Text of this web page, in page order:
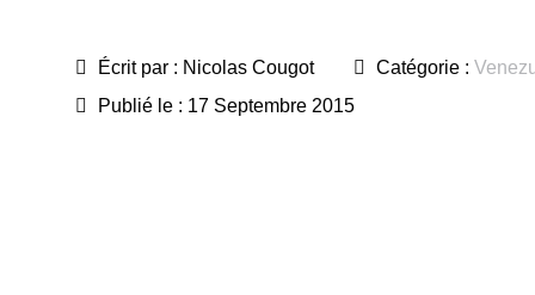
Écrit par : Nicolas Cougot Catégorie :
Publié le : 17 Septembre 2015